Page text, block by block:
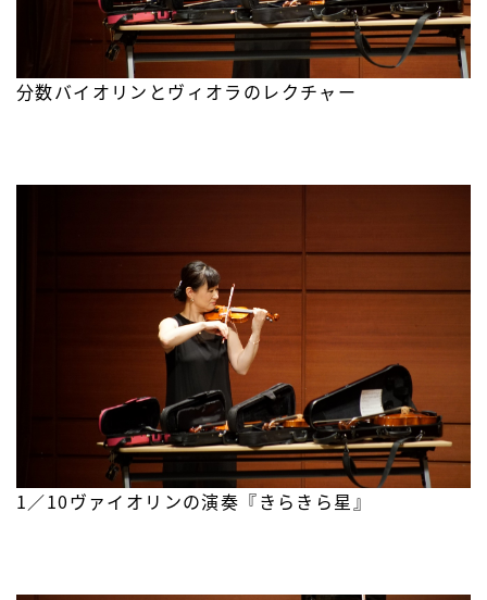
分数バイオリンとヴィオラのレクチャー
1／10ヴァイオリンの演奏『きらきら星』